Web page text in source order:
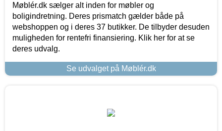
Møblér.dk sælger alt inden for møbler og
boligindretning. Deres prismatch gælder både på
webshoppen og i deres 37 butikker. De tilbyder desuden
muligheden for rentefri finansiering. Klik her for at se
deres udvalg.
Se udvalget på Møblér.dk